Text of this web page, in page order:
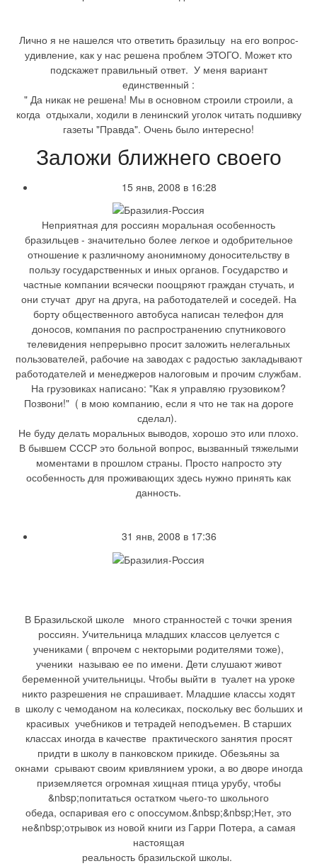
Лично я не нашелся что ответить бразильцу на его вопрос-
удивление, как у нас решена проблем ЭТОГО. Может кто
подскажет правильный ответ. У меня вариант
единственный :
" Да никак не решена! Мы в основном строили строили, а
когда отдыхали, ходили в ленинский уголок читать подшивку
газеты "Правда". Очень было интересно!
Заложи ближнего своего
15 янв, 2008 в 16:28
Неприятная для россиян моральная особенность
бразильцев - значительно более легкое и одобрительное
отношение к различному анонимному доносительству в
пользу государственных и иных органов. Государство и
частные компании всячески поощряют граждан стучать, и
они стучат друг на друга, на работодателей и соседей. На
борту общественного автобуса написан телефон для
доносов, компания по распространению спутникового
телевидения непрерывно просит заложить нелегальных
пользователей, рабочие на заводах с радостью закладывают
работодателей и менеджеров налоговым и прочим службам.
На грузовиках написано: "Как я управляю грузовиком?
Позвони!" ( в мою компанию, если я что не так на дороге
сделал).
Не буду делать моральных выводов, хорошо это или плохо.
В бывшем СССР это больной вопрос, вызванный тяжелыми
моментами в прошлом страны. Просто напросто эту
особенность для проживающих здесь нужно принять как
данность.
31 янв, 2008 в 17:36
В Бразильской школе много странностей с точки зрения
россиян. Учительница младших классов целуется с
учениками ( впрочем с некторыми родителями тоже),
ученики называю ее по имени. Дети слушают живот
беременной учительницы. Чтобы выйти в туалет на уроке
никто разрешения не спрашивает. Младшие классы ходят
в школу с чемоданом на колесиках, поскольку вес больших и
красивых учебников и тетрадей неподъемен. В старших
классах иногда в качестве практического занятия просят
придти в школу в панковском прикиде. Обезьяны за
окнами срывают своим кривлянием уроки, а во дворе иногда
приземляется огромная хищная птица урубу, чтобы
&nbsp;попитаться остатком чьего-то школьного
обеда, оспаривая его с опоссумом.&nbsp;&nbsp;Нет, это
не&nbsp;отрывок из новой книги из Гарри Потера, а самая
настоящая
реальность бразильской школы.